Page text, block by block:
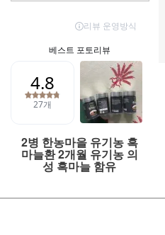
2병 한농마을 유기농 흑
마늘환 2개월 유기농 의
성 흑마늘 함유